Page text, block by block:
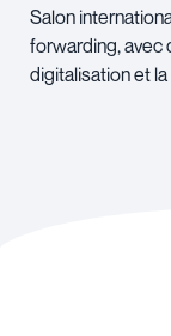
Salon
forwarding, avec
digitalisation et